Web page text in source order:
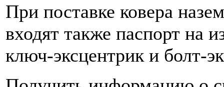
При поставке ковера
входят также паспорт на
ключ-эксцентрик и болт-